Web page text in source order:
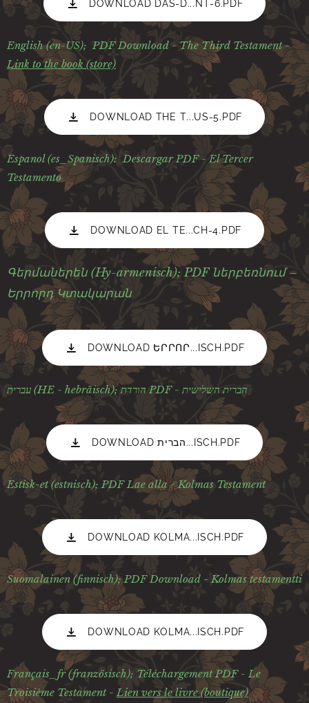
DOWNLOAD DAS-D...NT-6.PDF
English (en-US); PDF Download - The Third Testament -
Link to the book (store)
DOWNLOAD THE T...US-5.PDF
Espanol (es_Spanisch): Descargar PDF - El Tercer
Testamento
DOWNLOAD EL TE...CH-4.PDF
Գերմաներեն (Hy-armenisch); PDF ներբեռնում –
Երրորդ Կտակարան
DOWNLOAD ԵՐՐՈՐ...ISCH.PDF
עברית (HE - hebräisch); הורדת PDF - הברית השלישית
DOWNLOAD הברית...ISCH.PDF
Estisk-et (estnisch); PDF Lae alla - Kolmas Testament
DOWNLOAD KOLMA...ISCH.PDF
Suomalainen (finnisch);PDF Download - Kolmas testamentti
DOWNLOAD KOLMA...ISCH.PDF
Français_fr (französisch); Téléchargement PDF - Le
Troisième Testament - Lien vers le livre (boutique)